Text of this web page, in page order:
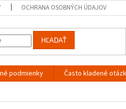
OCHRANA OSOBNÝCH ÚDAJOV
HĽADAŤ
podmienky Často kladené